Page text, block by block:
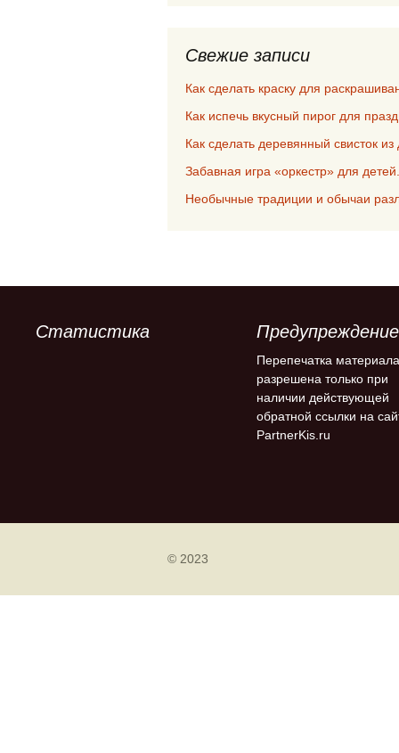
Свежие записи
Как сделать краску для
Как испечь вкусный пирог для
Как сделать деревянный свисток из
Забавная игра «оркестр» для
Необычные традиции и обычаи
Статистика Предупреждение
Перепечатка материала
разрешена только при
наличии действующей
обратной ссылки на
PartnerKis.ru
© 2023